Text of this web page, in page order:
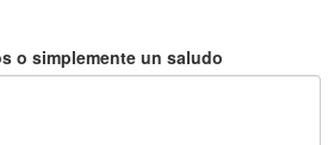
o simplemente un saludo